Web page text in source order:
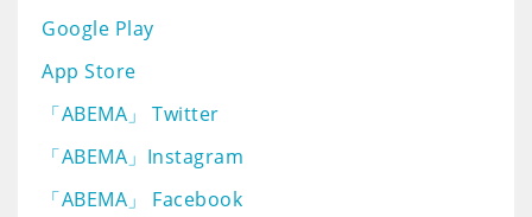
Google Play
App Store
「ABEMA」 Twitter
「ABEMA」Instagram
「ABEMA」 Facebook